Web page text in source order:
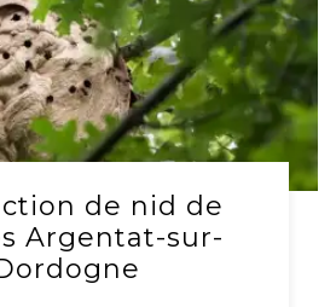
de nid de
Argentat-sur-